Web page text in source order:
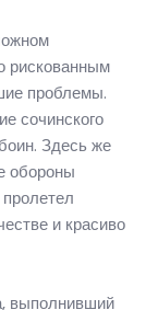
рискованным
проблемы.
сочинского
Здесь же
обороны
и красиво
выполнивший